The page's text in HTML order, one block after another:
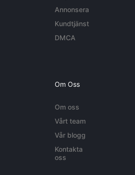
Annonsera
Kundtjänst
DMCA
Om Oss
Om oss
Vårt team
Vår blogg
Kontakta
oss